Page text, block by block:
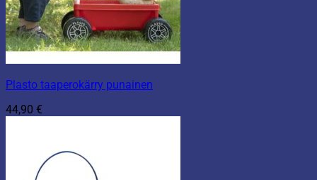
Plasto taaperokärry punainen
44,90 €